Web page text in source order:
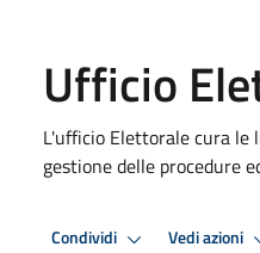
Ufficio
L'ufficio Elettorale cura
gestione delle procedure
Condividi Vedi azioni